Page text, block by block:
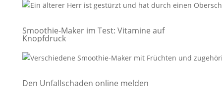
Smoothie-Maker im Test: Vitamine auf
Knopfdruck
Den Unfallschaden online melden